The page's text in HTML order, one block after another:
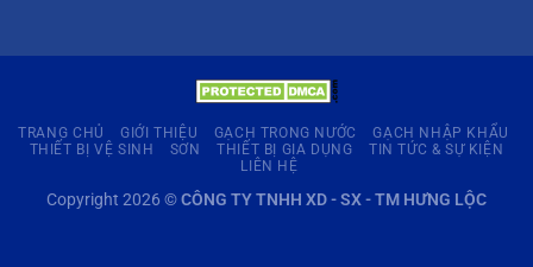
TRANG CHỦ GIỚI THIỆU GẠCH TRONG NƯỚC
GẠCH NHẬP KHẨU
THIẾT BỊ VỆ SINH
SƠN THIẾT BỊ GIA DỤNG
TIN TỨC & SỰ KIỆN
LIÊN HỆ
Copyright 2026 ©CÔNG TY TNHH XD - SX - TM HƯNG LỘC